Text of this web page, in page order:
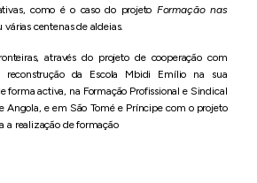
como é o caso do projeto Formação nas
centenas de aldeias.
através do projeto de cooperação com
da Escola Mbidi Emílio na sua
forma activa, na Formação Profissional e Sindical
Angola, e em São Tomé e Príncipe com o projeto
a realização de formação